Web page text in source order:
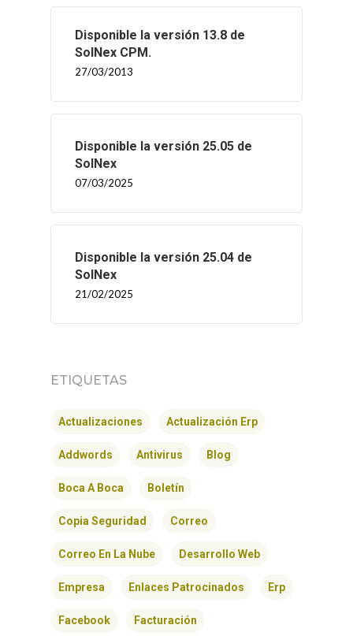
Disponible la versión 13.8 de
SolNex CPM.
27/03/2013
Disponible la versión 25.05 de
SolNex
07/03/2025
Disponible la versión 25.04 de
SolNex
21/02/2025
ETIQUETAS
Actualizaciones Actualización Erp
Addwords Antivirus Blog
Boca A Boca Boletín
Copia Seguridad Correo
Correo En La Nube Desarrollo Web
Empresa Enlaces Patrocinados Erp
Facebook Facturación